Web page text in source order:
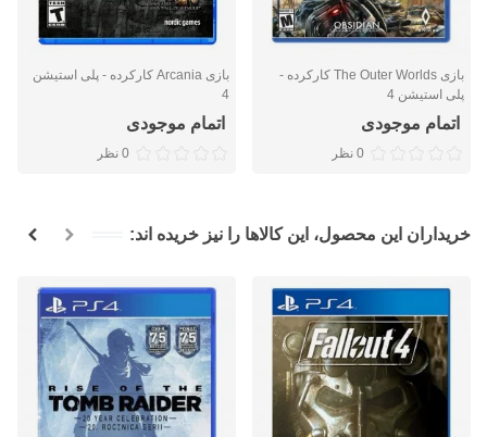
بازی The Outer Worlds کارکرده -
پلی استیشن 4
اتمام موجودی
0 نظر
بازی Arcania کارکرده - پلی استیشن
4
اتمام موجودی
0 نظر
خریداران این محصول، این کالاها را نیز خریده اند: